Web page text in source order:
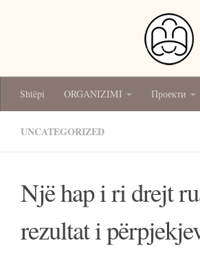
National Conservation Centre - Skopje
Shtëpi ORGANIZIMI Проекти
UNCATEGORIZED
Një hap i ri drejt
rezultat i